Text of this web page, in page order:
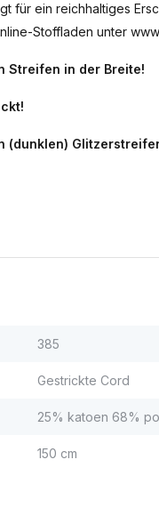
für ein reichhaltiges
Stoffladen unter
Streifen in der Breite!
(dunklen)
385
Gestrickte Cord
25% katoen 68%
150 cm